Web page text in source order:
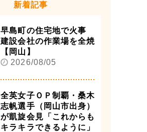
新着記事
早島町の住宅地で火事
建設会社の作業場を全焼
【岡山】
2026/08/05
全英女子ＯＰ制覇・桑木
志帆選手（岡山市出身）
が凱旋会見「これからも
キラキラできるように」